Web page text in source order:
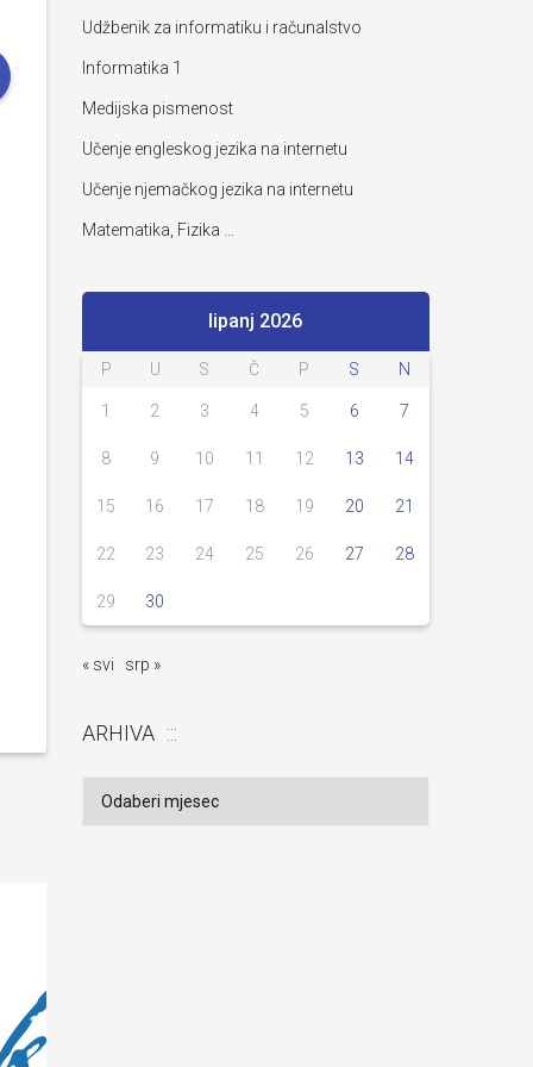
Udžbenik za informatiku i računalstvo
Informatika 1
Medijska pismenost
Učenje engleskog jezika na internetu
Učenje njemačkog jezika na internetu
Matematika, Fizika …
lipanj 2026
P U S Č P S N
1 2 3 4 5 6 7
8 9 10 11 12 13 14
15 16 17 18 19 20 21
22 23 24 25 26 27 28
29 30
« svi srp »
ARHIVA
Arhiva